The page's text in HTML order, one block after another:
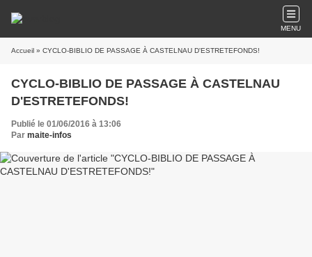
MENU
Accueil » CYCLO-BIBLIO DE PASSAGE À CASTELNAU D'ESTRETEFONDS!
CYCLO-BIBLIO DE PASSAGE À CASTELNAU
D'ESTRETEFONDS!
Publié le 01/06/2016 à 13:06
Par maite-infos